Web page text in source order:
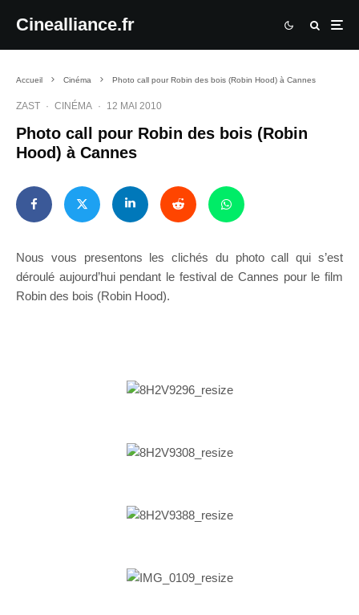
Cinealliance.fr
Accueil Cinéma Photo call pour Robin des bois (Robin Hood) à Cannes
ZAST · CINÉMA · 12 MAI 2010
Photo call pour Robin des bois (Robin
Hood) à Cannes
Nous vous presentons les clichés du photo call qui s’est
déroulé aujourd’hui pendant le festival de Cannes pour le film
Robin des bois (Robin Hood).